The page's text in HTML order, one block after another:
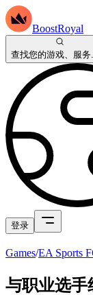
BoostRoyal
查找您的游戏、服务
登录
Games/EA Sports
与职业选手